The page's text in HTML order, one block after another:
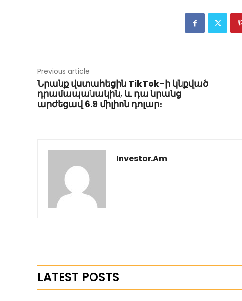
Previous article
Նրանք վստահեցին TikTok-ի կնքված
դրամապանակին, և դա նրանց
արժեցավ 6.9 միլիոն դոլար։
Investor.am
LATEST POSTS